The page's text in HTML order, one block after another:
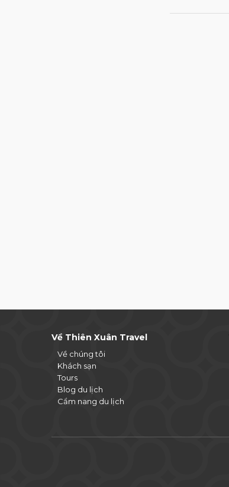
Về Thiên Xuân Travel
Về chúng tôi
Khách sạn
Tours
Blog du lịch
Cẩm nang du lịch